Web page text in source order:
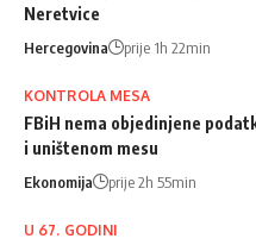
Neretvice
Hercegovina prije 1h 22min
KONTROLA MESA
FBiH nema objedinjene
i uništenom mesu
Ekonomija prije 2h 55min
U 67. GODINI